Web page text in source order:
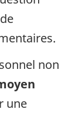
non
une